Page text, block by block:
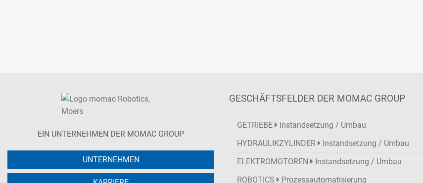
EIN UNTERNEHMEN DER MOMAC GROUP
UNTERNEHMEN
GESCHÄFTSFELDER DER MOMAC GROUP
GETRIEBE
Instandsetzung / Umbau
HYDRAULIKZYLINDER
Instandsetzung / Umbau
ELEKTROMOTOREN
Instandsetzung / Umbau
ROBOTICS
Prozessautomatisierung